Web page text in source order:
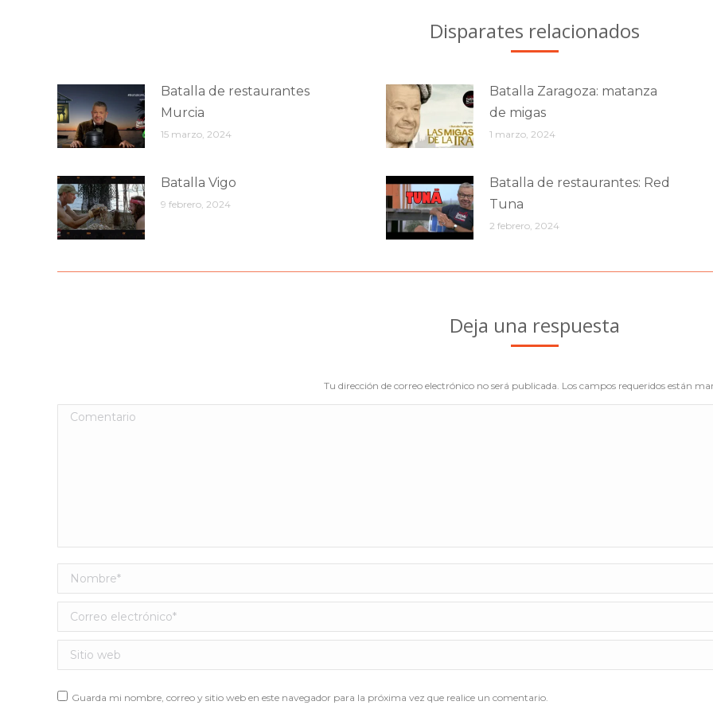
Disparates relacionados
Batalla de restaurantes
Murcia
15 marzo, 2024
Batalla Zaragoza: matanza
de migas
1 marzo, 2024
Batalla Vigo
9 febrero, 2024
Batalla de restaurantes: Red
Tuna
2 febrero, 2024
Deja una respuesta
Tu dirección de correo electrónico no será publicada. Los campos requeridos están
Comentario
Nombre *
Correo electrónico *
Sitio web
Guarda mi nombre, correo y sitio web en este navegador para la próxima vez que realice un comentario.